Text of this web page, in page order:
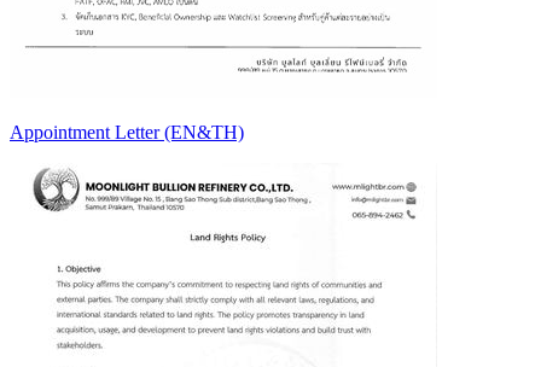
Appointment Letter (EN&TH)